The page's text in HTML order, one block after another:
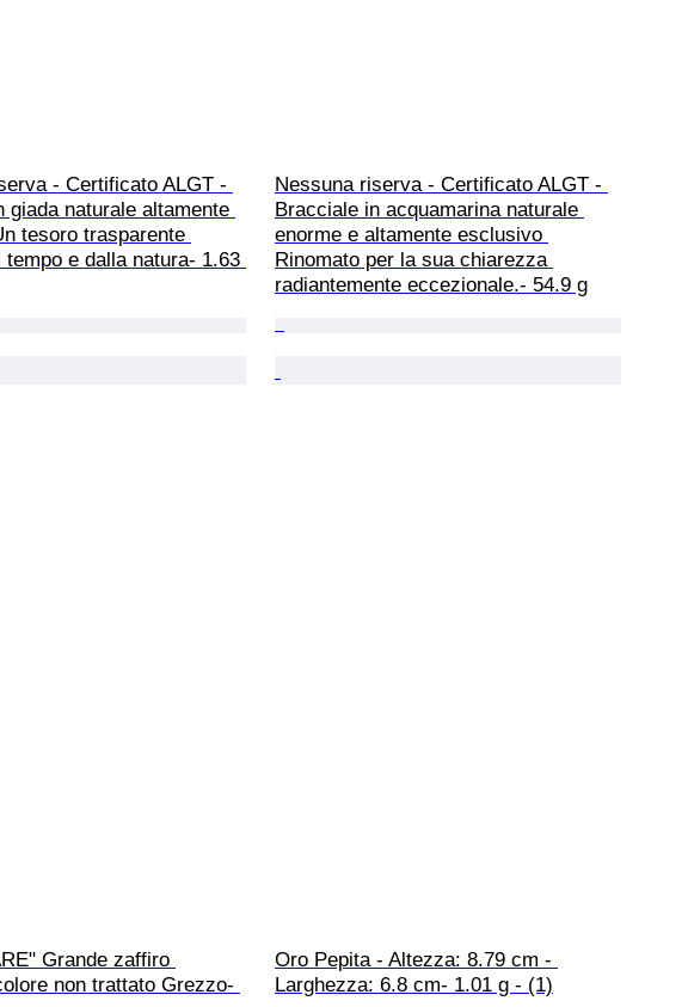
- Certificato ALGT -
giada naturale altamente
tesoro trasparente
e dalla natura- 1.63
Nessuna riserva - Certificato ALGT -
Bracciale in acquamarina naturale
enorme e altamente esclusivo
Rinomato per la sua chiarezza
radiantemente eccezionale.- 54.9 g
Grande zaffiro
non trattato Grezzo-
Oro Pepita - Altezza: 8.79 cm -
Larghezza: 6.8 cm- 1.01 g - (1)